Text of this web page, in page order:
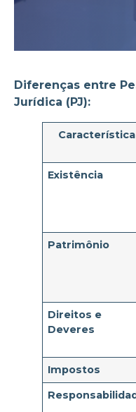
Diferenças entre
Jurídica (PJ):
Característica
Existência
Patrimônio
Direitos e
Deveres
Impostos